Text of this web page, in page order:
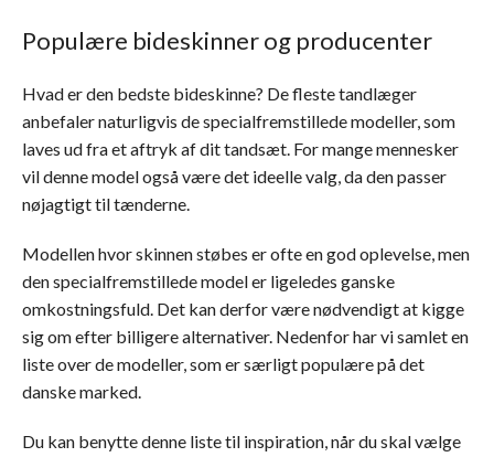
Populære bideskinner og producenter
Hvad er den bedste bideskinne? De fleste tandlæger
anbefaler naturligvis de specialfremstillede modeller, som
laves ud fra et aftryk af dit tandsæt. For mange mennesker
vil denne model også være det ideelle valg, da den passer
nøjagtigt til tænderne.
Modellen hvor skinnen støbes er ofte en god oplevelse, men
den specialfremstillede model er ligeledes ganske
omkostningsfuld. Det kan derfor være nødvendigt at kigge
sig om efter billigere alternativer. Nedenfor har vi samlet en
liste over de modeller, som er særligt populære på det
danske marked.
Du kan benytte denne liste til inspiration, når du skal vælge